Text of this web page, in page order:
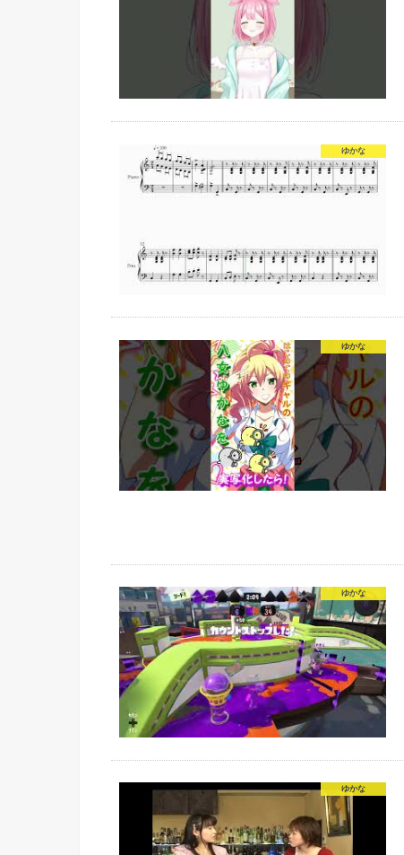
ゆかな
ゆかな
ゆかな
ゆかな